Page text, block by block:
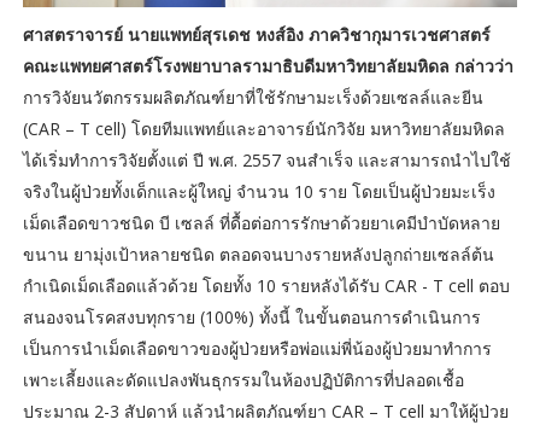
ศาสตราจารย์ นายแพทย์สุรเดช หงส์อิง ภาควิชากุมารเวชศาสตร์
คณะแพทยศาสตร์โรงพยาบาลรามาธิบดีมหาวิทยาลัยมหิดล กล่าวว่า
การวิจัยนวัตกรรมผลิตภัณฑ์ยาที่ใช้รักษามะเร็งด้วยเซลล์และยีน
(CAR – T cell) โดยทีมแพทย์และอาจารย์นักวิจัย มหาวิทยาลัยมหิดล
ได้เริ่มทำการวิจัยตั้งแต่ ปี พ.ศ. 2557 จนสำเร็จ และสามารถนำไปใช้
จริงในผู้ป่วยทั้งเด็กและผู้ใหญ่ จำนวน 10 ราย โดยเป็นผู้ป่วยมะเร็ง
เม็ดเลือดขาวชนิด บี เซลล์ ที่ดื้อต่อการรักษาด้วยยาเคมีบำบัดหลาย
ขนาน ยามุ่งเป้าหลายชนิด ตลอดจนบางรายหลังปลูกถ่ายเซลล์ต้น
กำเนิดเม็ดเลือดแล้วด้วย โดยทั้ง 10 รายหลังได้รับ CAR - T cell ตอบ
สนองจนโรคสงบทุกราย (100%) ทั้งนี้ ในขั้นตอนการดำเนินการ
เป็นการนำเม็ดเลือดขาวของผู้ป่วยหรือพ่อแม่พี่น้องผู้ป่วยมาทำการ
เพาะเลี้ยงและดัดแปลงพันธุกรรมในห้องปฏิบัติการที่ปลอดเชื้อ
ประมาณ 2-3 สัปดาห์ แล้วนำผลิตภัณฑ์ยา CAR – T cell มาให้ผู้ป่วย